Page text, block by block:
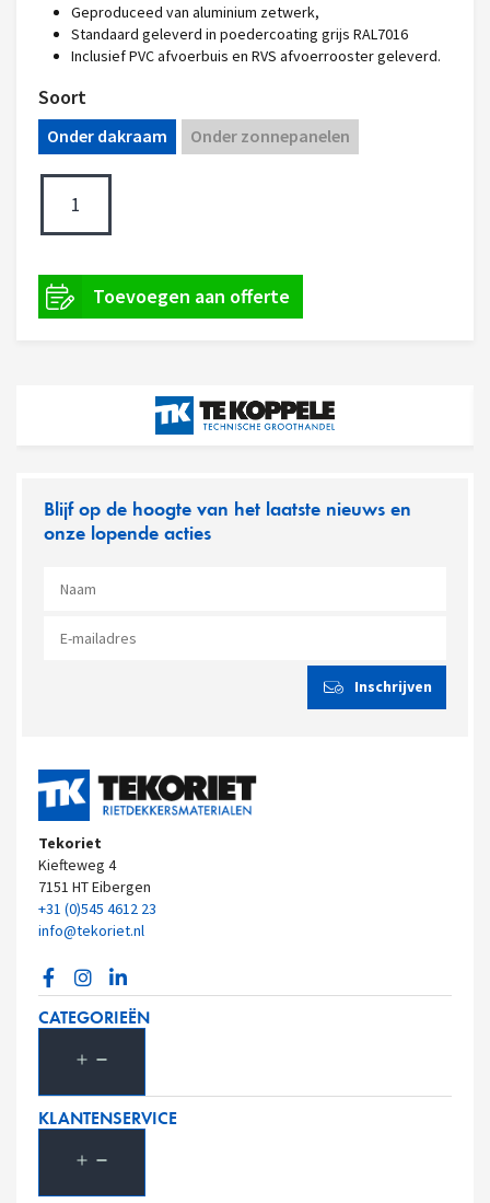
Geproduceed van aluminium zetwerk,
Standaard geleverd in poedercoating grijs RAL7016
Inclusief PVC afvoerbuis en RVS afvoerrooster geleverd.
Soort
Onder dakraam Onder zonnepanelen
Blijf op de hoogte van het laatste nieuws en
onze lopende acties
Tekoriet
Kiefteweg 4
7151 HT Eibergen
+31 (0)545 4612 23
info@tekoriet.nl
CATEGORIEËN
KLANTENSERVICE